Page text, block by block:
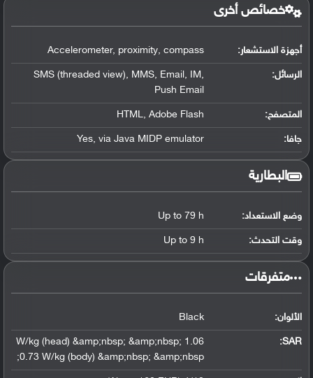
خصائص أخرى
أجهزة الاستشعار: Accelerometer, proximity, compass
الرسائل:
SMS (threaded view), MMS, Email, IM,
Push Email
المتصفح: HTML, Adobe Flash
جافا: Yes, via Java MIDP emulator
البطارية
وضع الاستعداد: Up to 79 h
وقت التحدث: Up to 9 h
‏متفرقات‏
الألوان: Black
SAR
:
1.06 W/kg (head) &amp;nbsp; &amp;nbsp;
0.73 W/kg (body) &amp;nbsp; &amp;nbsp;